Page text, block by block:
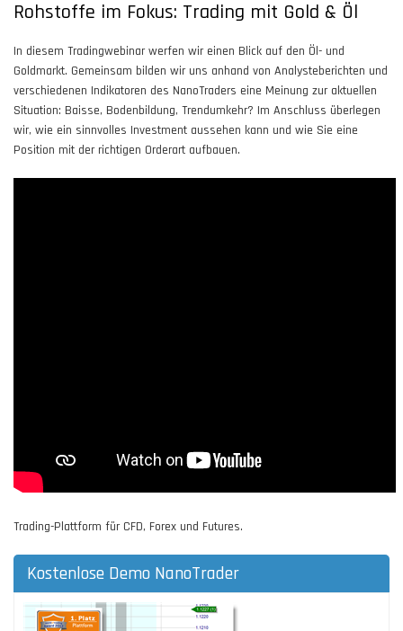
Rohstoffe im Fokus: Trading mit Gold & Öl
In diesem Tradingwebinar werfen wir einen Blick auf den Öl- und
Goldmarkt. Gemeinsam bilden wir uns anhand von Analysteberichten und
verschiedenen Indikatoren des NanoTraders eine Meinung zur aktuellen
Situation: Baisse, Bodenbildung, Trendumkehr? Im Anschluss überlegen
wir, wie ein sinnvolles Investment aussehen kann und wie Sie eine
Position mit der richtigen Orderart aufbauen.
Trading-Plattform für CFD, Forex und Futures.
Kostenlose Demo NanoTrader